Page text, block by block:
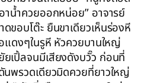
าน้ำควยออกหน่อย” อาจารย์
อบโต๊ะ ยืนขาเดียวเห็นร่องหี
แดงๆในรูหี หัวควยบานใหญ่
เปิ้ลจนมีเสียงดังบวั๊ว ก่อนที่
พรวดเดียวมิดควยที่ยาวใหญ่